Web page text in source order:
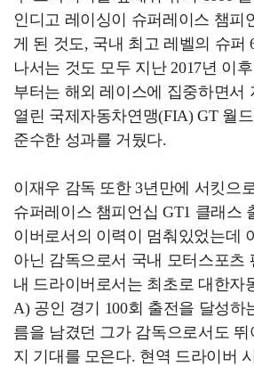
인디고 레이싱이 슈퍼레이스 챔피
게 된 것도, 국내 최고 레벨의 슈퍼
나서는 것도 모두 지난 2017년 이
부터는 해외 레이스에 집중하면서
열린 국제자동차연맹(FIA) GT 월
준수한 성과를 거뒀다.
이재우 감독 또한 3년만에 서킷으
슈퍼레이스 챔피언십 GT1 클래스
이버로서의 이력이 멈춰있었는데
아닌 감독으로서 국내 모터스포츠
내 드라이버로서는 최초로 대한자
A) 공인 경기 100회 출전을 달성하
름을 남겼던 그가 감독으로서도
지 기대를 모은다. 현역 드라이버